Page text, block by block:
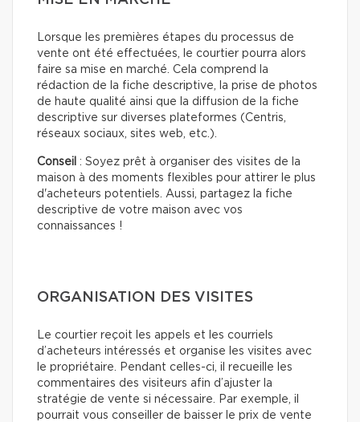
Lorsque les premières étapes du processus de
vente ont été effectuées, le courtier pourra alors
faire sa mise en marché. Cela comprend la
rédaction de la fiche descriptive, la prise de photos
de haute qualité ainsi que la diffusion de la fiche
descriptive sur diverses plateformes (Centris,
réseaux sociaux, sites web, etc.).
Conseil : Soyez prêt à organiser des visites de la
maison à des moments flexibles pour attirer le plus
d'acheteurs potentiels. Aussi, partagez la fiche
descriptive de votre maison avec vos
connaissances !
ORGANISATION DES VISITES
Le courtier reçoit les appels et les courriels
d’acheteurs intéressés et organise les visites avec
le propriétaire. Pendant celles-ci, il recueille les
commentaires des visiteurs afin d’ajuster la
stratégie de vente si nécessaire. Par exemple, il
pourrait vous conseiller de baisser le prix de vente